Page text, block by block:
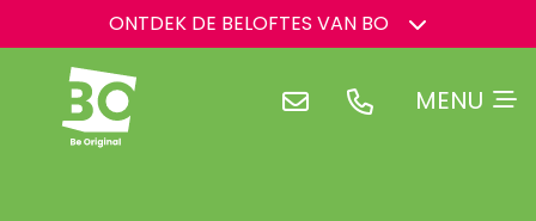
ONTDEK DE BELOFTES VAN BO
">